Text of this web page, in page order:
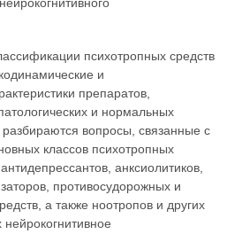
психотропных средств
и
препаратов,
и нормальных
вопросы, связанные с
классов психотропных
анксиолитиков,
противосудорожных и
а также ноотропов и других